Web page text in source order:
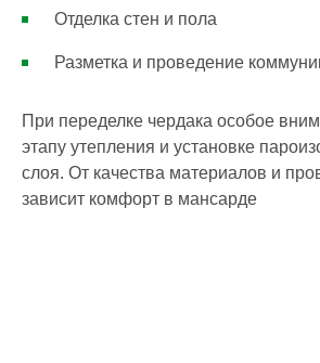
Отделка стен и пола
Разметка и проведение
При переделке чердака особое
этапу утепления и установке
слоя. От качества материалов и
зависит комфорт в мансарде